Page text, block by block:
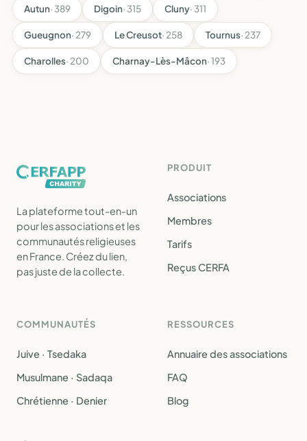
Autun· 389 Digoin· 315 Cluny· 311
Gueugnon· 279 Le Creusot· 258 Tournus· 237
Charolles· 200 Charnay-Lès-Mâcon· 193
La plateforme tout-en-un
pour les associations et les
communautés religieuses
en France. Créez du lien,
pas juste de la collecte.
PRODUIT
Associations
Membres
Tarifs
Reçus CERFA
COMMUNAUTÉS
Juive · Tsedaka
Musulmane · Sadaqa
Chrétienne · Denier
RESSOURCES
Annuaire des associations
FAQ
Blog